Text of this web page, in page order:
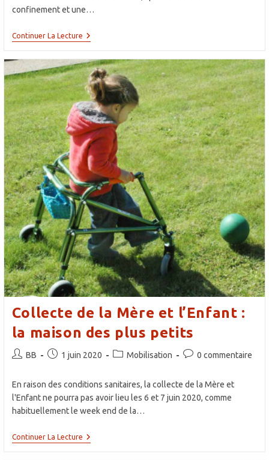
confinement et une…
Continuer La LectureANNULATION
Home
Management
–
Samedi
14
Novembre
2020
Collecte de la Mère et l’Enfant :
la maison des plus petits
Auteur/autrice
publication :
BB
Publication
1 juin 2020
PostMobilisation
Commentaires
la
0 commentaire
En raison des conditions sanitaires, la collecte de la Mère et
l'Enfant ne pourra pas avoir lieu les 6 et 7 juin 2020, comme
habituellement le week end de la…
Continuer La LectureCollecte